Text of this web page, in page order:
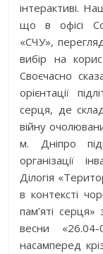
інтерактиві.
що в офісі
«СЧУ»,
вибір на
Своєчасно
орієнтації
серця, де
війну
м. Дніпро
організації
Ділогія
в контексті
пам’яті
весни
насамперед